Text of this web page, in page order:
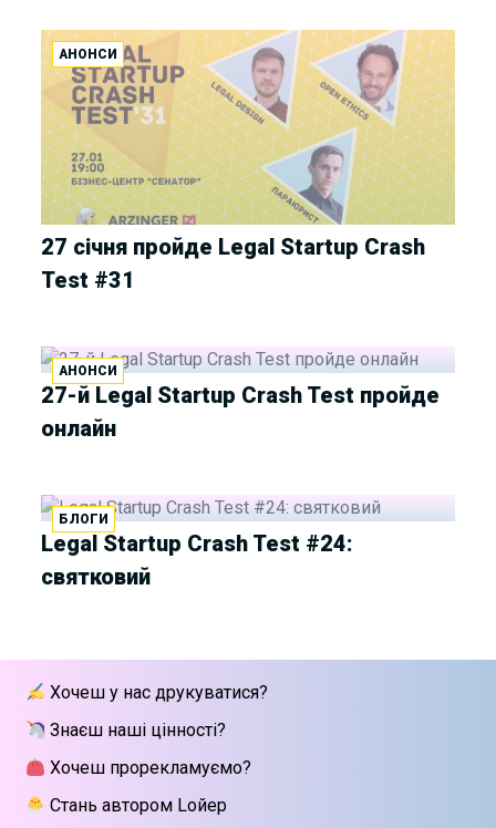
АНОНСИ
27 січня пройде Legal Startup Crash
Test #31
АНОНСИ
27-й Legal Startup Crash Test пройде
онлайн
БЛОГИ
Legal Startup Crash Test #24:
святковий
Хочеш у нас друкуватися?
Знаєш наші цінності?
Хочеш прорекламуємо?
Стань автором Lойер